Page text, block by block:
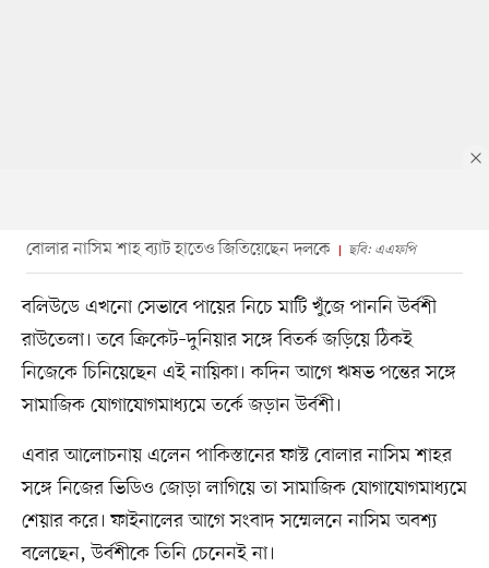
বোলার নাসিম শাহ ব্যাট হাতেও জিতিয়েছেন দলকে ছবি: এএফপি
বলিউডে এখনো সেভাবে পায়ের নিচে মাটি খুঁজে পাননি উর্বশী
রাউতেলা। তবে ক্রিকেট–দুনিয়ার সঙ্গে বিতর্ক জড়িয়ে ঠিকই
নিজেকে চিনিয়েছেন এই নায়িকা। কদিন আগে ঋষভ পন্তের সঙ্গে
সামাজিক যোগাযোগমাধ্যমে তর্কে জড়ান উর্বশী।
এবার আলোচনায় এলেন পাকিস্তানের ফাস্ট বোলার নাসিম শাহর
সঙ্গে নিজের ভিডিও জোড়া লাগিয়ে তা সামাজিক যোগাযোগমাধ্যমে
শেয়ার করে। ফাইনালের আগে সংবাদ সম্মেলনে নাসিম অবশ্য
বলেছেন, উর্বশীকে তিনি চেনেনই না।